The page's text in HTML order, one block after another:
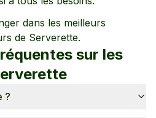
dans les meilleurs
de Serverette.
sur les
?